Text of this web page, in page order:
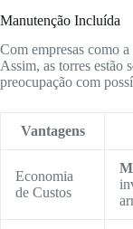
Manutenção Incluída
Com empresas como
Assim, as torres estão
preocupação com
Vantagens
Economia
de Custos